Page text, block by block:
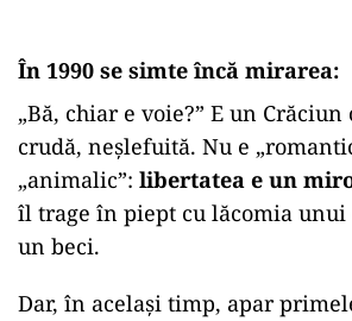
În 1990 se simte încă mirarea:
„Bă, chiar e voie?” E un
crudă, neșlefuită. Nu e
„animalic”: libertatea e un
îl trage în piept cu lăcomia unui
un beci.
Dar, în același timp, apar